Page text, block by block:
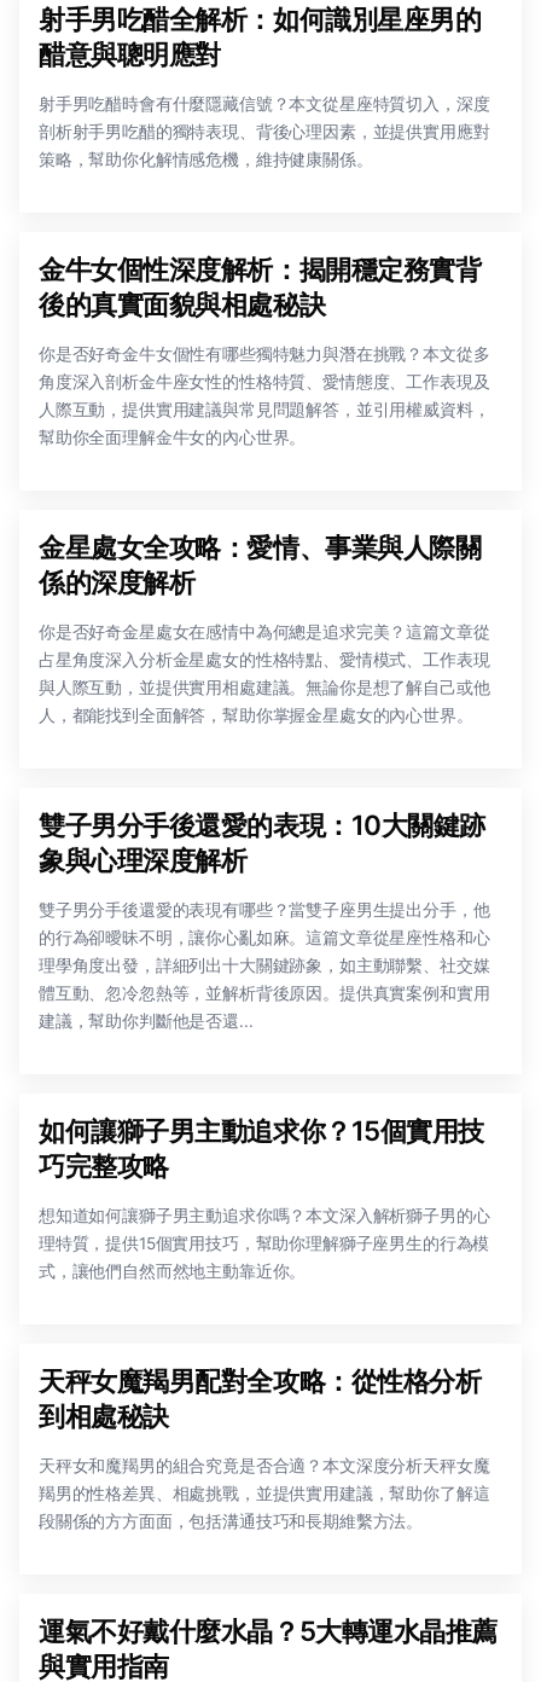
射手男吃醋全解析：如何識別星座男的
醋意與聰明應對
射手男吃醋時會有什麼隱藏信號？本文從星座特質切入，深度
剖析射手男吃醋的獨特表現、背後心理因素，並提供實用應對
策略，幫助你化解情感危機，維持健康關係。
金牛女個性深度解析：揭開穩定務實背
後的真實面貌與相處秘訣
你是否好奇金牛女個性有哪些獨特魅力與潛在挑戰？本文從多
角度深入剖析金牛座女性的性格特質、愛情態度、工作表現及
人際互動，提供實用建議與常見問題解答，並引用權威資料，
幫助你全面理解金牛女的內心世界。
金星處女全攻略：愛情、事業與人際關
係的深度解析
你是否好奇金星處女在感情中為何總是追求完美？這篇文章從
占星角度深入分析金星處女的性格特點、愛情模式、工作表現
與人際互動，並提供實用相處建議。無論你是想了解自己或他
人，都能找到全面解答，幫助你掌握金星處女的內心世界。
雙子男分手後還愛的表現：10大關鍵跡
象與心理深度解析
雙子男分手後還愛的表現有哪些？當雙子座男生提出分手，他
的行為卻曖昧不明，讓你心亂如麻。這篇文章從星座性格和心
理學角度出發，詳細列出十大關鍵跡象，如主動聯繫、社交媒
體互動、忽冷忽熱等，並解析背後原因。提供真實案例和實用
建議，幫助你判斷他是否還...
如何讓獅子男主動追求你？15個實用技
巧完整攻略
想知道如何讓獅子男主動追求你嗎？本文深入解析獅子男的心
理特質，提供15個實用技巧，幫助你理解獅子座男生的行為模
式，讓他們自然而然地主動靠近你。
天秤女魔羯男配對全攻略：從性格分析
到相處秘訣
天秤女和魔羯男的組合究竟是否合適？本文深度分析天秤女魔
羯男的性格差異、相處挑戰，並提供實用建議，幫助你了解這
段關係的方方面面，包括溝通技巧和長期維繫方法。
運氣不好戴什麼水晶？5大轉運水晶推薦
與實用指南